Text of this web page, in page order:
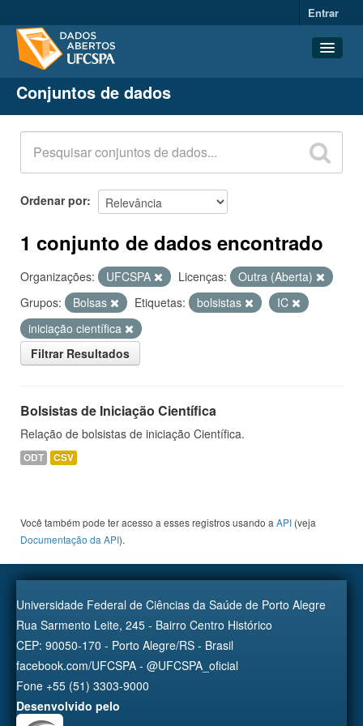
Entrar
Conjuntos de dados
Organizações
Grupos
Sobre
Conjuntos de dados
Ordenar por
1 conjunto de dados encontrado
Organizações: UFCSPA Licenças:
Outra (Aberta)
Grupos:
Bolsas Etiquetas: bolsistas
IC
iniciação científica
Filtrar Resultados
Bolsistas de Iniciação Científica
Relação de bolsistas de iniciação Científica.
ODT CSV
Você também pode ter acesso a esses registros usando a API (veja
Documentação da API).
Universidade Federal de Ciências da Saúde de Porto Alegre
Rua Sarmento Leite, 245 - Bairro Centro Histórico
CEP: 90050-170 - Porto Alegre/RS - Brasil
facebook.com/UFCSPA - @UFCSPA_oficial
Fone +55 (51) 3303-9000
Desenvolvido pelo